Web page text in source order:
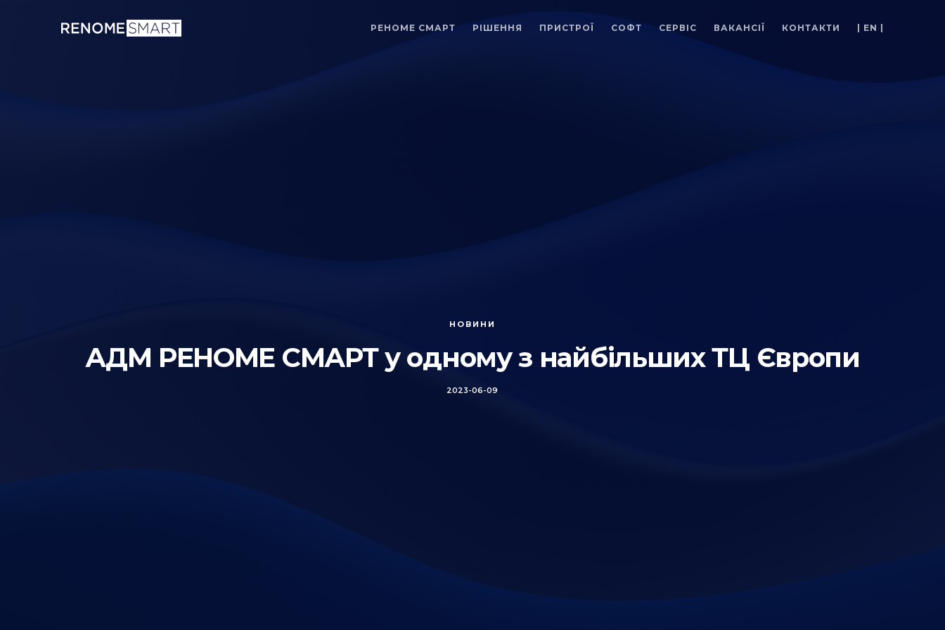
РЕНОМЕ СМАРТ РІШЕННЯ ПРИСТРОЇ СОФТ СЕРВІС ВАКАНСІЇ КОНТАКТИ | EN |
НОВИНИ
АДМ РЕНОМЕ СМАРТ у одному з найбільших ТЦ Європи
2023-06-09